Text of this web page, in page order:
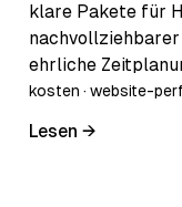
klare Pakete für
nachvollziehbarer
ehrliche
kosten · website-
Lesen →